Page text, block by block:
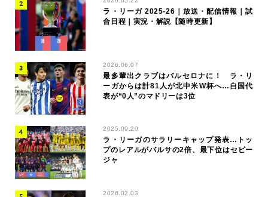
ラ・リーガ 2025-26｜放送・配信情報｜試
合日程｜実況・解説【随時更新】
2026.06.07
最多輩出クラブはバルセロナに！ ラ・リ
ーガからは計81人が北中米W杯へ…自国代
表が“0人”のマドリーは3位
2025.09.20
ラ・リーガのサラリーキャップ発表…トッ
プのレアルがバルサの2倍、最下位はセビー
ジャ
2026.02.03